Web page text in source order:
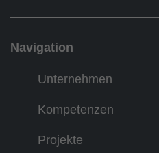
Navigation
Unternehmen
Kompetenzen
Projekte